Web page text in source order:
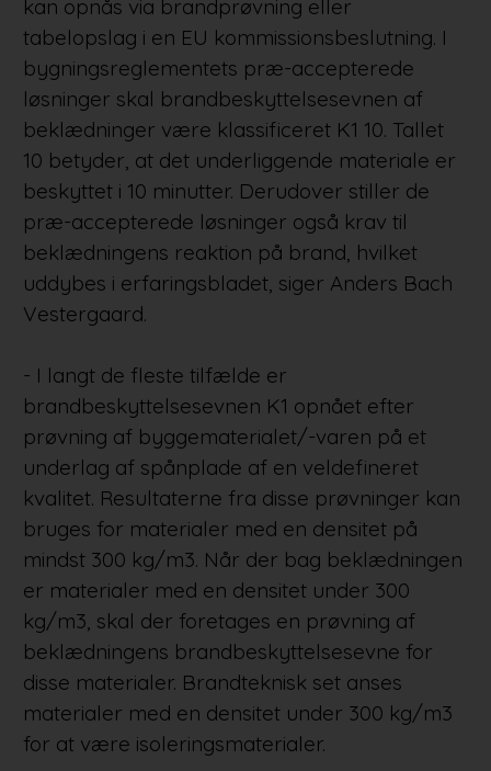
kan opnås via brandprøvning eller
tabelopslag i en EU kommissionsbeslutning. I
bygningsreglementets præ-accepterede
løsninger skal brandbeskyttelsesevnen af
beklædninger være klassificeret K1 10. Tallet
10 betyder, at det underliggende materiale er
beskyttet i 10 minutter. Derudover stiller de
præ-accepterede løsninger også krav til
beklædningens reaktion på brand, hvilket
uddybes i erfaringsbladet, siger Anders Bach
Vestergaard.
- I langt de fleste tilfælde er
brandbeskyttelsesevnen K1 opnået efter
prøvning af byggematerialet/-varen på et
underlag af spånplade af en veldefineret
kvalitet. Resultaterne fra disse prøvninger kan
bruges for materialer med en densitet på
mindst 300 kg/m3. Når der bag beklædningen
er materialer med en densitet under 300
kg/m3, skal der foretages en prøvning af
beklædningens brandbeskyttelsesevne for
disse materialer. Brandteknisk set anses
materialer med en densitet under 300 kg/m3
for at være isoleringsmaterialer.